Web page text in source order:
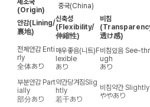
제조국
(Origin)
중국(China)
안감(Lining/
裏地)
신축성
(Flexibility/
伸縮性)
비침
透け感)
전체안감 Enti
rly
全体あり
매우좋음(니트) F
lexible
あり
비침있음 See-
ugh
あり
부분안감 Part
ially
部分あり
약간당겨짐Slig
htly
若干あり
비침약간 Slightly
ややあり